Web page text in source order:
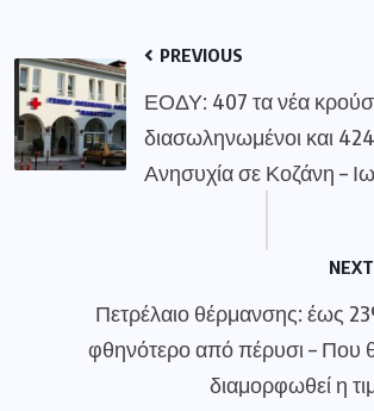
PREVIOUS
ΕΟΔΥ: 407 τα νέα
διασωληνωμένοι και 424
Ανησυχία σε Κοζάνη –
NEXT
Πετρέλαιο θέρμανσης: έως
φθηνότερο από πέρυσι – Που
διαμορφωθεί η